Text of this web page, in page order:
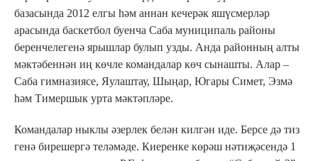
базасында 2012 елгы һәм аннан кечерәк яшүсмерләр
арасында баскетбол буенча Саба муниципаль районы
беренчелегенә ярышлар булып узды. Анда районның алты
мәктәбеннән иң көчле командалар көч сынашты. Алар –
Саба гимназиясе, Яулаштау, Шыңар, Югары Симет, Эзмә
һәм Тимершык урта мәктәпләре.
Командалар ныклы әзерлек белән килгән иде. Берсе дә тиз
генә бирешергә теләмәде. Киеренке көрәш нәтиҗәсендә 1